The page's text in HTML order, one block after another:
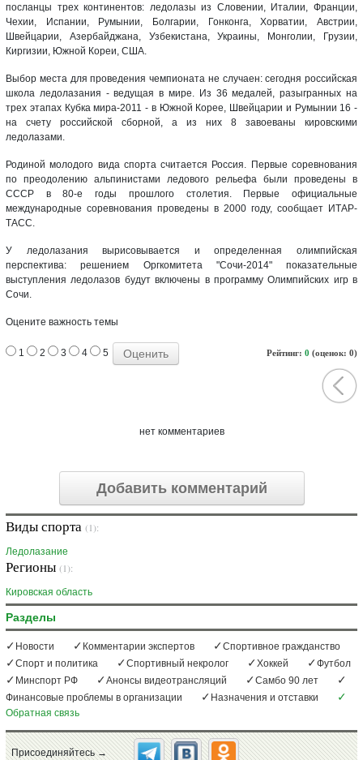
посланцы трех континентов: ледолазы из Словении, Италии, Франции,
Чехии, Испании, Румынии, Болгарии, Гонконга, Хорватии, Австрии,
Швейцарии, Азербайджана, Узбекистана, Украины, Монголии, Грузии,
Киргизии, Южной Кореи, США.
Выбор места для проведения чемпионата не случаен: сегодня российская
школа ледолазания - ведущая в мире. Из 36 медалей, разыгранных на
трех этапах Кубка мира-2011 - в Южной Корее, Швейцарии и Румынии 16 -
на счету российской сборной, а из них 8 завоеваны кировскими
ледолазами.
Родиной молодого вида спорта считается Россия. Первые соревнования
по преодолению альпинистами ледового рельефа были проведены в
СССР в 80-е годы прошлого столетия. Первые официальные
международные соревнования проведены в 2000 году, сообщает ИТАР-
ТАСС.
У ледолазания вырисовывается и определенная олимпийская
перспектива: решением Оргкомитета "Сочи-2014" показательные
выступления ледолазов будут включены в программу Олимпийских игр в
Сочи.
Оцените важность темы
Рейтинг: 0 (оценок: 0)
1 2 3 4 5
нет комментариев
Добавить комментарий
Виды спорта (1):
Ледолазание
Регионы (1):
Кировская область
Разделы
Новости Комментарии экспертов
Спортивное гражданство
Спорт и политика
Спортивный некролог Хоккей
Футбол
Минспорт РФ
Анонсы видеотрансляций
Самбо 90 лет
Финансовые проблемы в организации
Назначения и отставки
Обратная связь
Присоединяйтесь →